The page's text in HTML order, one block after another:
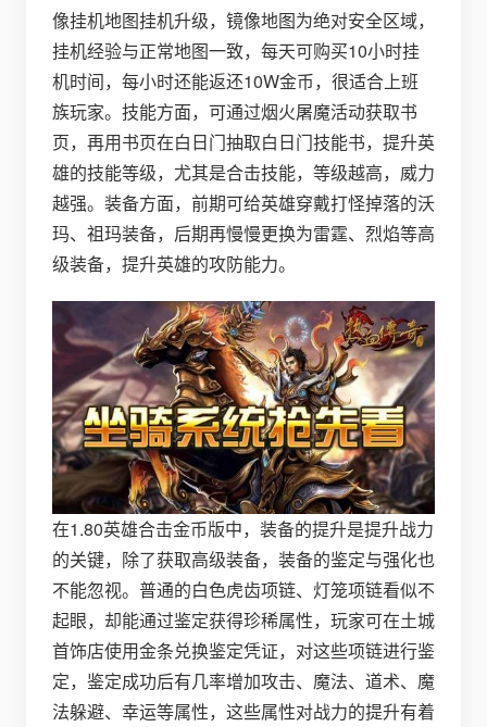
像挂机地图挂机升级，镜像地图为绝对安全区域，
挂机经验与正常地图一致，每天可购买10小时挂
机时间，每小时还能返还10W金币，很适合上班
族玩家。技能方面，可通过烟火屠魔活动获取书
页，再用书页在白日门抽取白日门技能书，提升英
雄的技能等级，尤其是合击技能，等级越高，威力
越强。装备方面，前期可给英雄穿戴打怪掉落的沃
玛、祖玛装备，后期再慢慢更换为雷霆、烈焰等高
级装备，提升英雄的攻防能力。
在1.80英雄合击金币版中，装备的提升是提升战力
的关键，除了获取高级装备，装备的鉴定与强化也
不能忽视。普通的白色虎齿项链、灯笼项链看似不
起眼，却能通过鉴定获得珍稀属性，玩家可在土城
首饰店使用金条兑换鉴定凭证，对这些项链进行鉴
定，鉴定成功后有几率增加攻击、魔法、道术、魔
法躲避、幸运等属性，这些属性对战力的提升有着